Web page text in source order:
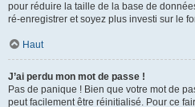
pour réduire la taille de la base de
ré-enregistrer et soyez plus investi sur le
Haut
J’ai perdu mon mot de passe !
Pas de panique ! Bien que votre mot de
peut facilement être réinitialisé. Pour ce